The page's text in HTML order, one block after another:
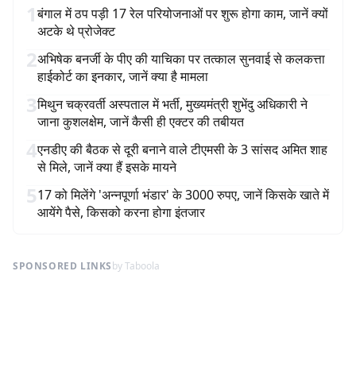
1बंगाल में ठप पड़ी 17 रेल परियोजनाओं पर शुरू होगा काम, जानें क्यों
अटके थे प्रोजेक्ट
2अभिषेक बनर्जी के पीए की याचिका पर तत्काल सुनवाई से कलकत्ता
हाईकोर्ट का इनकार, जानें क्या है मामला
3मिथुन चक्रवर्ती अस्पताल में भर्ती, मुख्यमंत्री शुभेंदु अधिकारी ने
जाना कुशलक्षेम, जानें कैसी ही एक्टर की तबीयत
4एनडीए की बैठक से दूरी बनाने वाले टीएमसी के 3 सांसद अमित शाह
से मिले, जानें क्या हैं इसके मायने
517 को मिलेंगे 'अन्नपूर्णा भंडार' के 3000 रुपए, जानें किसके खाते में
आयेंगे पैसे, किसको करना होगा इंतजार
SPONSORED LINKSby Taboola